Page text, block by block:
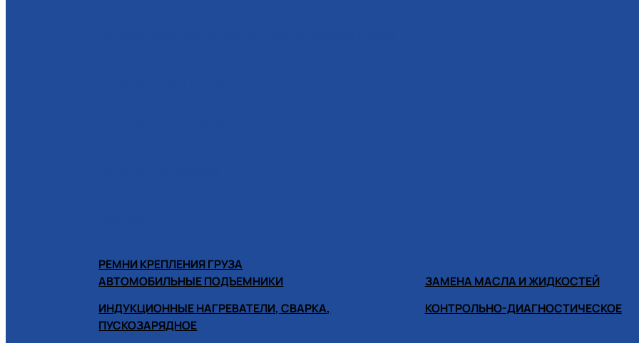
РЕМНИ КРЕПЛЕНИЯ ГРУЗА
АВТОМОБИЛЬНЫЕ ПОДЪЕМНИКИ
ЗАМЕНА МАСЛА И ЖИДКОСТЕЙ
ИНДУКЦИОННЫЕ НАГРЕВАТЕЛИ, СВАРКА,
ПУСКОЗАРЯДНОЕ
КОНТРОЛЬНО-ДИАГНОСТИЧЕСКОЕ